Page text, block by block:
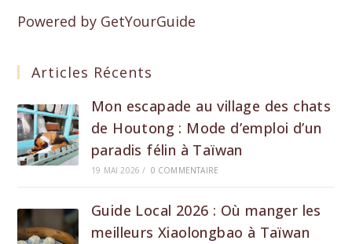
Powered by GetYourGuide
Articles Récents
Mon escapade au village des chats
de Houtong : Mode d’emploi d’un
paradis félin à Taïwan
19 MAI 2026 / 0 COMMENTAIRE
Guide Local 2026 : Où manger les
meilleurs Xiaolongbao à Taïwan